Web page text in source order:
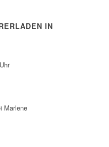
IN
Marlene